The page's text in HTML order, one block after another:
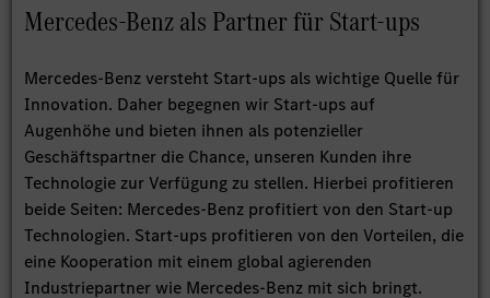
Mercedes-Benz als Partner für Start-ups
Mercedes-Benz versteht Start-ups als wichtige Quelle für
Innovation. Daher begegnen wir Start-ups auf
Augenhöhe und bieten ihnen als potenzieller
Geschäftspartner die Chance, unseren Kunden ihre
Technologie zur Verfügung zu stellen. Hierbei profitieren
beide Seiten: Mercedes-Benz profitiert von den Start-up
Technologien. Start-ups profitieren von den Vorteilen, die
eine Kooperation mit einem global agierenden
Industriepartner wie Mercedes-Benz mit sich bringt.